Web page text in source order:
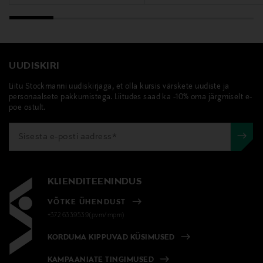
BENZOATE, LINALOOL.
PRANTSUSMAA
Valmistaja tootenumber
Tootja aadress
3, Avenue de Friedland, 75008 Paris, France
Digitaalne aadress
francoise.gillet@sisley.fr
UUDISKIRI
Liitu Stockmanni uudiskirjaga, et olla kursis värskete uudiste ja
personaalsete pakkumistega. Liitudes saad ka -10% oma järgmiselt e-
poe ostult.
KLIENDITEENINDUS
VÕTKE ÜHENDUST
+372 6339539(pvm/mpm)
KORDUMA KIPPUVAD KÜSIMUSED
KAMPAANIATE TINGIMUSED